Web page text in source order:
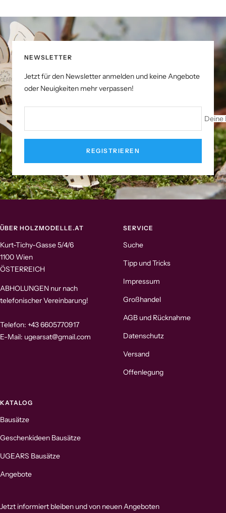
NEWSLETTER
Jetzt für den Newsletter anmelden und keine Angebote
oder Neuigkeiten mehr verpassen!
Deine
REGISTRIEREN
ÜBER HOLZMODELLE.AT
Kurt-Tichy-Gasse 5/4/6
1100 Wien
ÖSTERREICH
ABHOLUNGEN nur nach
telefonischer Vereinbarung!
Telefon: +43 6605770917
E-Mail: ugearsat@gmail.com
SERVICE
Suche
Tipp und Tricks
Impressum
Großhandel
AGB und Rücknahme
Datenschutz
Versand
Offenlegung
KATALOG
Bausätze
Geschenkideen Bausätze
UGEARS Bausätze
Angebote
Jetzt informiert bleiben und von neuen Angeboten